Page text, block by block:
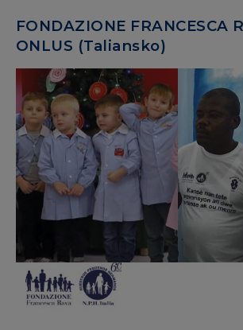
FONDAZIONE FRANCESCA
ONLUS (Taliansko)